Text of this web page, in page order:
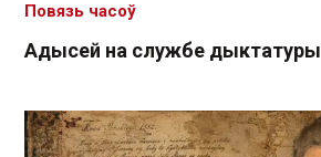
Адысей на службе дыктатуры
Повязь часоў